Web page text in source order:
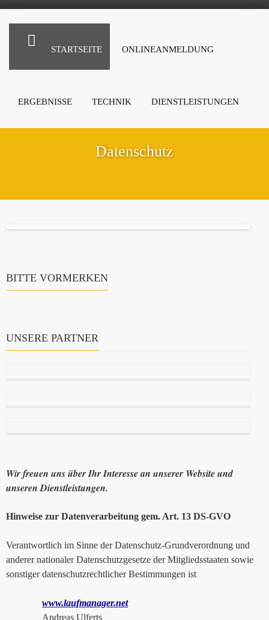
STARTSEITE ONLINEANMELDUNG
ERGEBNISSE TECHNIK DIENSTLEISTUNGEN
Datenschutz
BITTE VORMERKEN
UNSERE PARTNER
Wir freuen uns über Ihr Interesse an unserer Website und
unseren Dienstleistungen.
Hinweise zur Datenverarbeitung gem. Art. 13 DS-GVO
Verantwortlich im Sinne der Datenschutz-Grundverordnung und
anderer nationaler Datenschutzgesetze der Mitgliedsstaaten sowie
sonstiger datenschutzrechtlicher Bestimmungen ist
www.laufmanager.net
Andreas Ulferts